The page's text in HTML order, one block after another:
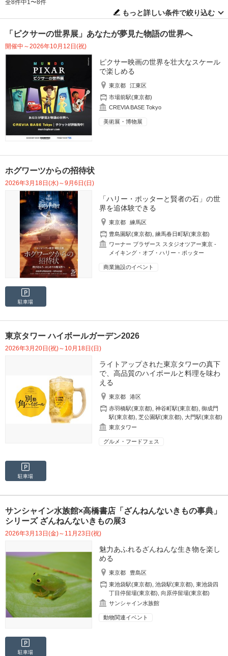
全8件中1〜8件
もっと詳しい条件で絞り込む
「ピクサーの世界展」あなたが夢見た物語の世界へ
開催中～2026年10月12日(祝)
ピクサー映画の世界を壮大なスケール
で楽しめる
東京都
江東区
市場前駅(東京都)
CREVIA BASE Tokyo
美術展・博物展
ホグワーツからの招待状
2026年3月18日(水)～9月6日(日)
「ハリー・ポッターと賢者の石」の世
界を追体験できる
東京都
練馬区
豊島園駅(東京都) ,練馬春日町駅(東京都)
ワーナー ブラザース スタジオツアー東京 ‐
メイキング・オブ・ハリー・ポッター
商業施設のイベント
駐車場
東京タワー ハイボールガーデン2026
2026年3月20日(祝)～10月18日(日)
ライトアップされた東京タワーの真下
で、高品質のハイボールと料理を味わ
える
東京都
港区
赤羽橋駅(東京都) ,神谷町駅(東京都) ,御成門
駅(東京都) ,芝公園駅(東京都) ,大門駅(東京都)
東京タワー
グルメ・フードフェス
駐車場
サンシャイン水族館×高橋書店「ざんねんないきもの事典」
シリーズ ざんねんないきもの展3
2026年3月13日(金)～11月23日(祝)
魅力あふれるざんねんな生き物を楽し
める
東京都
豊島区
東池袋駅(東京都) ,池袋駅(東京都) ,東池袋四
丁目停留場(東京都) ,向原停留場(東京都)
サンシャイン水族館
動物関連イベント
駐車場